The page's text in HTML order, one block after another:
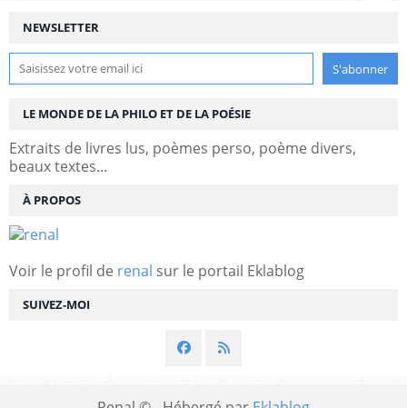
NEWSLETTER
SUIVEZ-MOI
LE MONDE DE LA PHILO ET DE LA POÉSIE
Extraits de livres lus, poèmes perso, poème divers,
beaux textes...
À PROPOS
Voir le profil de renal sur le portail Eklablog